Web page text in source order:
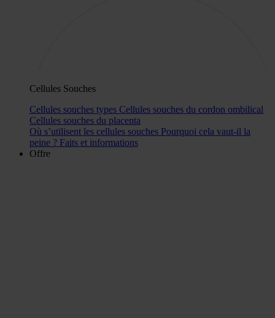
Cellules Souches
Cellules souches types Cellules souches du cordon ombilical
Cellules souches du placenta
Où s’utilisent les cellules souches Pourquoi cela vaut-il la
peine ? Faits et informations
Offre